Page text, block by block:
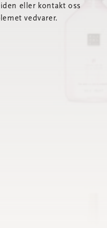
eller kontakt oss
vedvarer.